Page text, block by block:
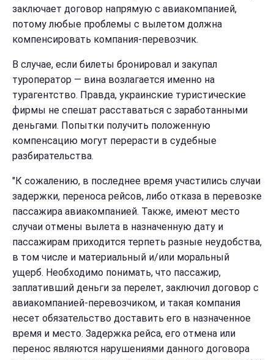
заключает договор напрямую с авиакомпанией,
потому любые проблемы с вылетом должна
компенсировать компания-перевозчик.
В случае, если билеты бронировал и закупал
туроператор — вина возлагается именно на
турагентство. Правда, украинские туристические
фирмы не спешат расставаться с заработанными
деньгами. Попытки получить положенную
компенсацию могут перерасти в судебные
разбирательства.
"К сожалению, в последнее время участились случаи
задержки, переноса рейсов, либо отказа в перевозке
пассажира авиакомпанией. Также, имеют место
случаи отмены вылета в назначенную дату и
пассажирам приходится терпеть разные неудобства,
в том числе и материальный и/или моральный
ущерб. Необходимо понимать, что пассажир,
заплативший деньги за перелет, заключил договор с
авиакомпанией-перевозчиком, и такая компания
несет обязательство доставить его в назначенное
время и место. Задержка рейса, его отмена или
перенос являются нарушениями данного договора